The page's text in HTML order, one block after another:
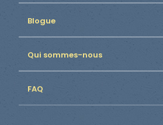
Blogue
Qui sommes-nous
FAQ